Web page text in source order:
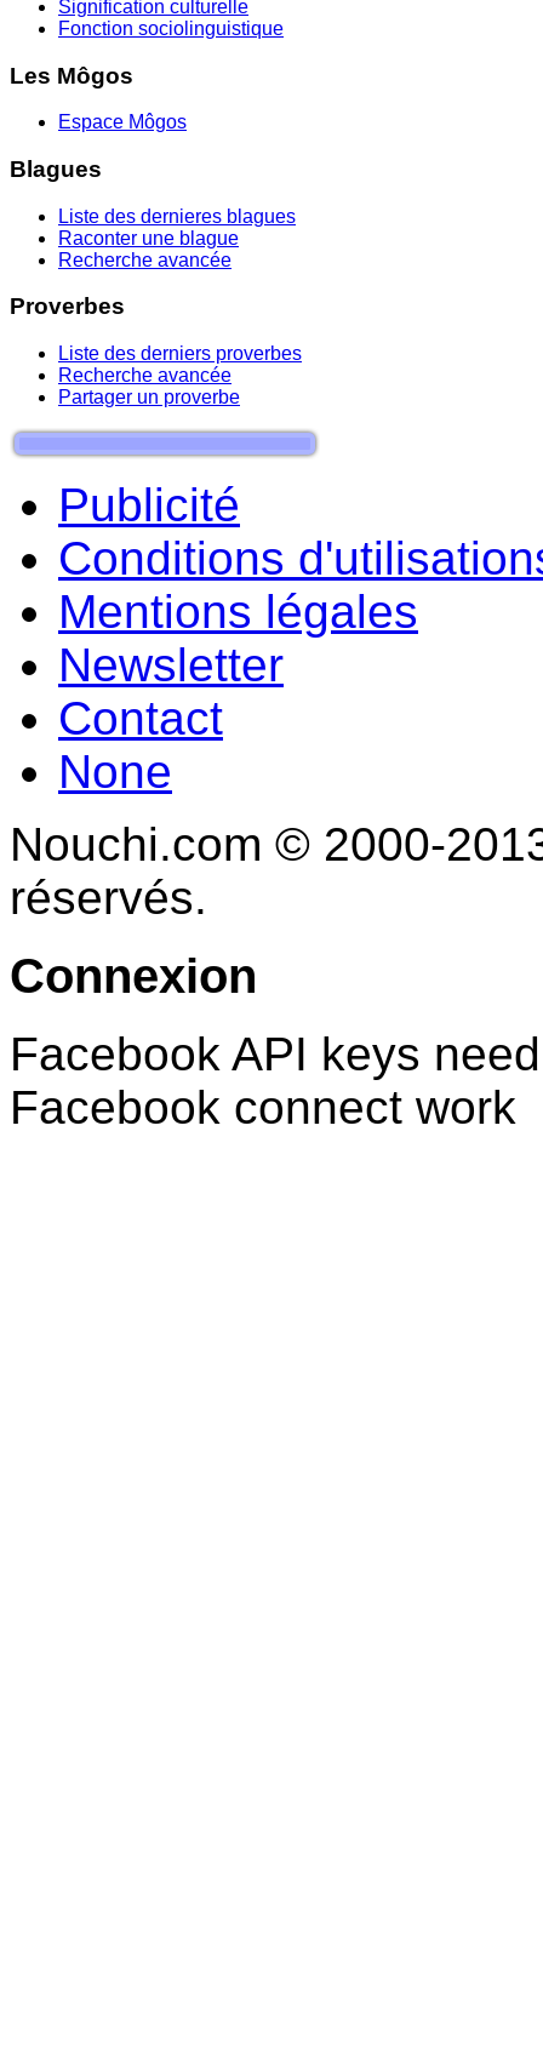
Signification culturelle
Fonction sociolinguistique
Les Môgos
Espace Môgos
Blagues
Liste des dernieres blagues
Raconter une blague
Recherche avancée
Proverbes
Liste des derniers proverbes
Recherche avancée
Partager un proverbe
Publicité
Conditions
Mentions légales
Newsletter
Contact
None
Nouchi.com © 2000-
réservés.
Connexion
Facebook API keys
Facebook connect work